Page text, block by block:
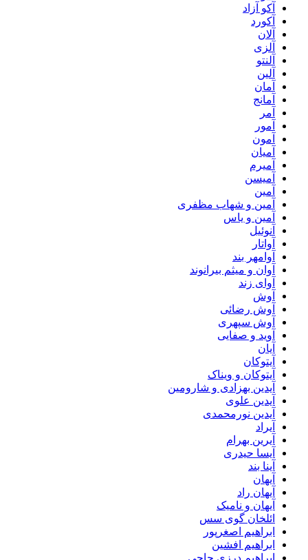
آکو آزاد
آکورد
آلان
آلزی
آلنتو
آلین
آمان
آمانج
آمر
آمور
آمون
آمیان
آمیرم
آمیسن
آمین
آمین و شهاب مظفری
آمین و یاس
آنوئیل
آواتار
آوامهر بند
آوان و میثم بیرانوند
آوای زند
آوش
آوش رضائی
آوش سپهری
آوید و صفایی
آیان
آیتوکان
آیتوکان و ویناک
آیدین بهزادی و شارومین
آیدین علوی
آیدین نورمحمدی
آیراد
آیرین بهرام
آیسا حیدری
آینا بند
آیهان
آیهان راد
آیهان و نامیک
ائلخان گوی سس
ابراهیم اصغرپور
ابراهیم افشین